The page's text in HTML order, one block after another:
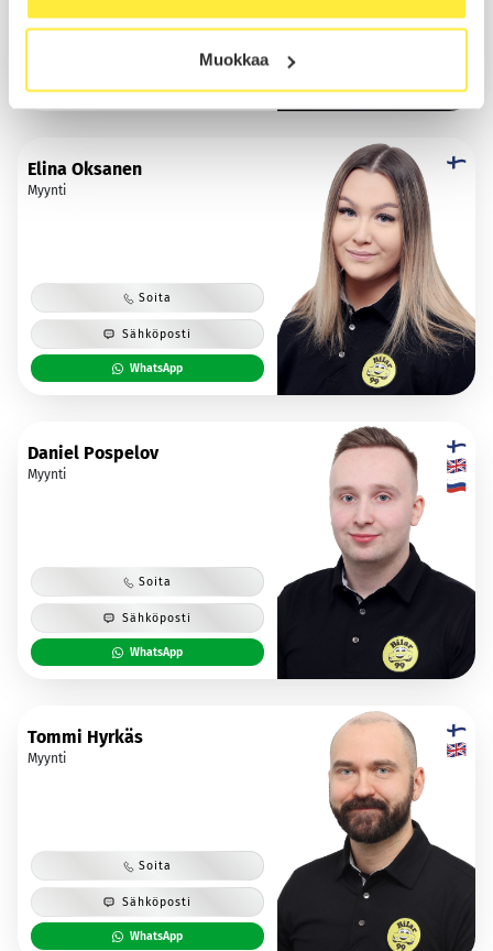
Muokkaa
Elina Oksanen
Myynti
Soita
Sähköposti
WhatsApp
Daniel Pospelov
Myynti
Soita
Sähköposti
WhatsApp
Tommi Hyrkäs
Myynti
Soita
Sähköposti
WhatsApp